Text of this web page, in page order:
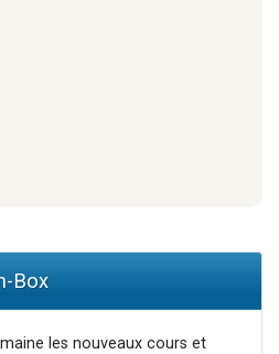
Box
les nouveaux cours et